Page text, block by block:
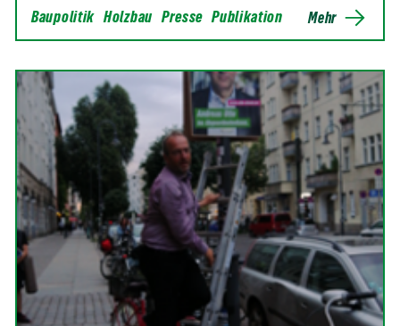
Baupolitik Holzbau Presse Publikation Mehr